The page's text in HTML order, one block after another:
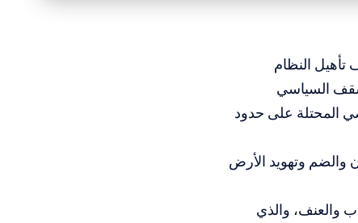
تأهيل النظام
السياسي
المحتلة على حدود
والضم وتهويد الأرض
والعنف، والذي